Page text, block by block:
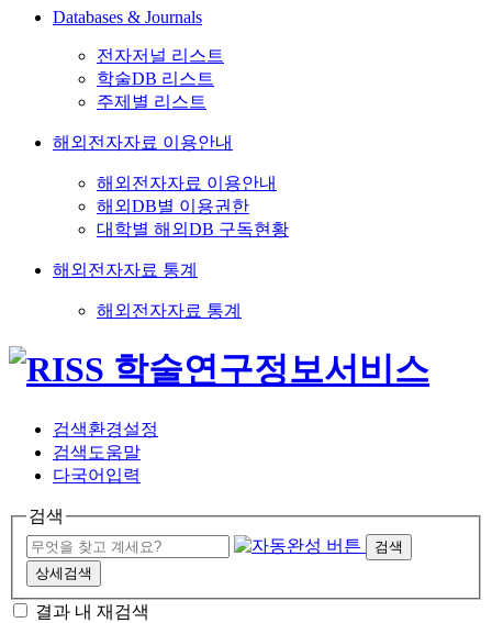
Databases & Journals
전자저널 리스트
학술DB 리스트
주제별 리스트
해외전자자료 이용안내
해외전자자료 이용안내
해외DB별 이용권한
대학별 해외DB 구독현황
해외전자자료 통계
해외전자자료 통계
검색환경설정
검색도움말
다국어입력
검색
검색
상세검색
결과 내 재검색